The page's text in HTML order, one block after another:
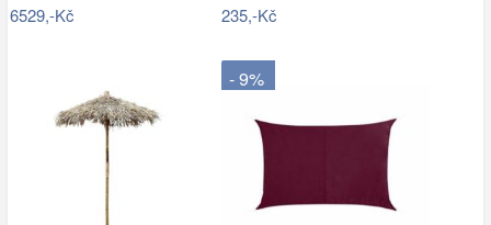
6529,-Kč 235,-Kč
- 9%